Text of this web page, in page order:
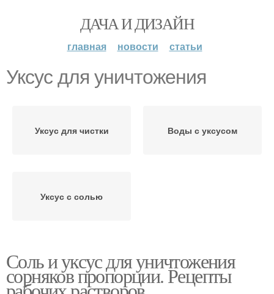
ДАЧА И ДИЗАЙН
главная новости статьи
Уксус для уничтожения
Уксус для чистки Воды с уксусом
Уксус с солью
Соль и уксус для уничтожения
сорняков пропорции. Рецепты